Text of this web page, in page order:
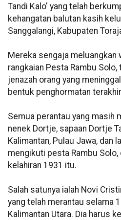
Tandi Kalo' yang telah
kehangatan balutan kasih
Sanggalangi, Kabupaten
Mereka sengaja meluangkan
rangkaian Pesta Rambu
jenazah orang yang
bentuk penghormatan
Semua perantau yang masih
nenek Dortje, sapaan Dortje
Kalimantan, Pulau Jawa, dan
mengikuti pesta Rambu
kelahiran 1931 itu.
Salah satunya ialah Novi
yang telah merantau selama
Kalimantan Utara. Dia harus